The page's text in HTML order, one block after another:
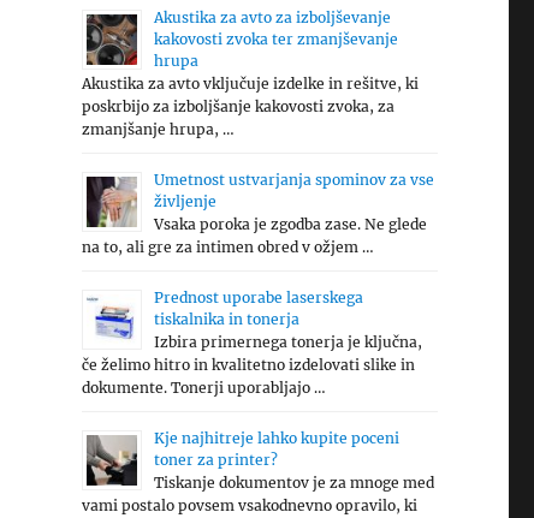
Akustika za avto za izboljševanje
kakovosti zvoka ter zmanjševanje
hrupa
Akustika za avto vključuje izdelke in rešitve, ki
poskrbijo za izboljšanje kakovosti zvoka, za
zmanjšanje hrupa, …
Umetnost ustvarjanja spominov za vse
življenje
Vsaka poroka je zgodba zase. Ne glede
na to, ali gre za intimen obred v ožjem …
Prednost uporabe laserskega
tiskalnika in tonerja
Izbira primernega tonerja je ključna,
če želimo hitro in kvalitetno izdelovati slike in
dokumente. Tonerji uporabljajo …
Kje najhitreje lahko kupite poceni
toner za printer?
Tiskanje dokumentov je za mnoge med
vami postalo povsem vsakodnevno opravilo, ki